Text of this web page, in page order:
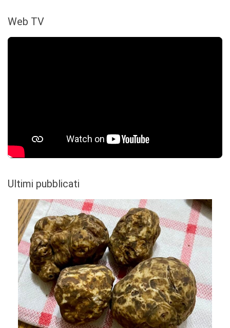
Web TV
Ultimi pubblicati